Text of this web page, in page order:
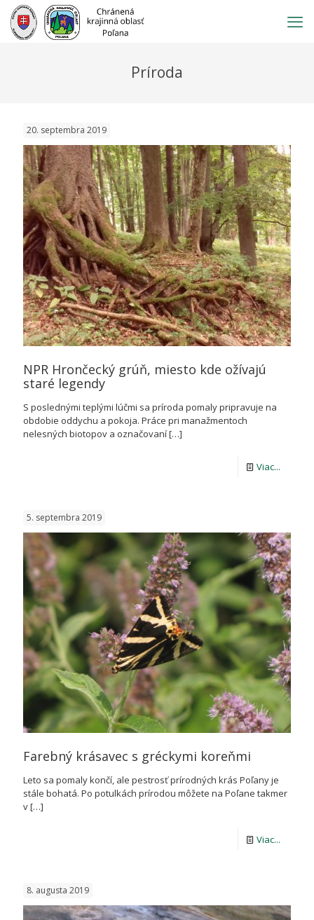
Prejsť
obsah
Príroda
20. septembra 2019
NPR Hrončecký grúň, miesto kde ožívajú
staré legendy
S poslednými teplými lúčmi sa príroda pomaly pripravuje na
obdobie oddychu a pokoja. Práce pri manažmentoch
nelesných biotopov a označovaní[…]
Viac...
miesto
kde
ožívajú
staré
legendy
5. septembra 2019
Farebný krásavec s gréckymi koreňmi
Leto sa pomaly končí, ale pestrosť prírodných krás Poľany je
stále bohatá. Po potulkách prírodou môžete na Poľane takmer
v[…]
Viac...
8. augusta 2019